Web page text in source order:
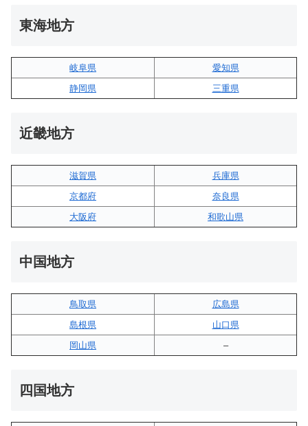
東海地方
岐阜県
愛知県
静岡県
三重県
近畿地方
滋賀県
兵庫県
京都府
奈良県
大阪府
和歌山県
中国地方
鳥取県
広島県
島根県
山口県
岡山県
–
四国地方